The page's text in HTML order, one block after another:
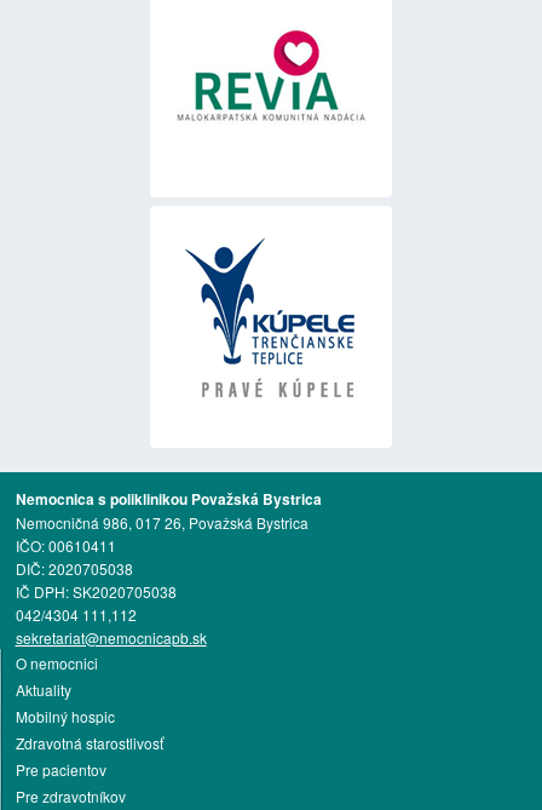
Nemocnica s poliklinikou Považská Bystrica
Nemocničná 986, 017 26, Považská Bystrica
IČO: 00610411
DIČ: 2020705038
IČ DPH: SK2020705038
042/4304 111,112
sekretariat@nemocnicapb.sk
O nemocnici
Aktuality
Mobilný hospic
Zdravotná starostlivosť
Pre pacientov
Pre zdravotníkov